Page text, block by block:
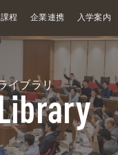
程 企業連携 入学案内
イブラリ